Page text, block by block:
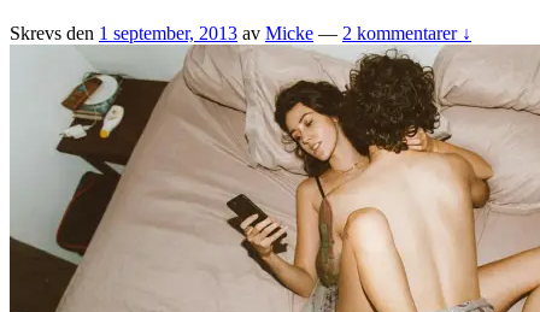
Skrevs den 1 september, 2013 av Micke — 2 kommentarer ↓